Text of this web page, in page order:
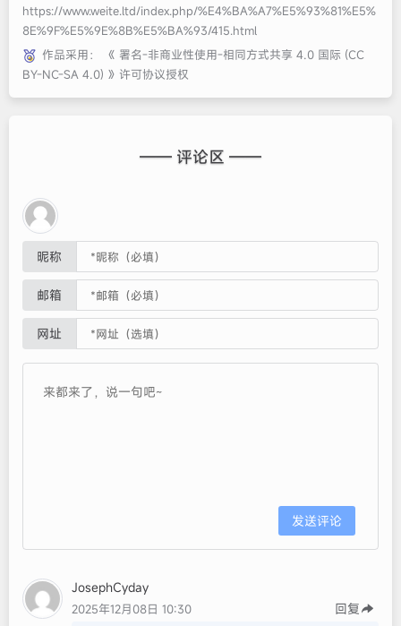
https://www.weite.ltd/index.php/%E4%BA%A7%E5%93%81%E5%
8E%9F%E5%9E%8B%E5%BA%93/415.html
作品采用：
《 署名-非商业性使用-相同方式共享 4.0 国际 (CC
BY-NC-SA 4.0) 》许可协议授权
—— 评论区 ——
昵称
邮箱
网址
发送评论
JosephCyday
2025年12月08日 10:30
回复